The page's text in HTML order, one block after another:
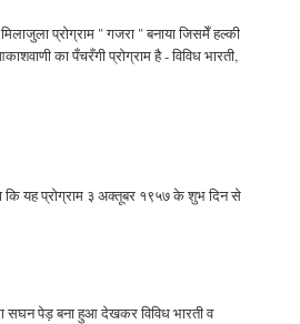
प्रोग्राम " गजरा " बनाया जिसमेँ हल्की
का पँचरँगी प्रोग्राम है - विविध भारती,
कि यह प्रोग्राम ३ अक्तूबर १९५७ के शुभ दिन से
पेड़ बना हुआ देखकर विविध भारती व